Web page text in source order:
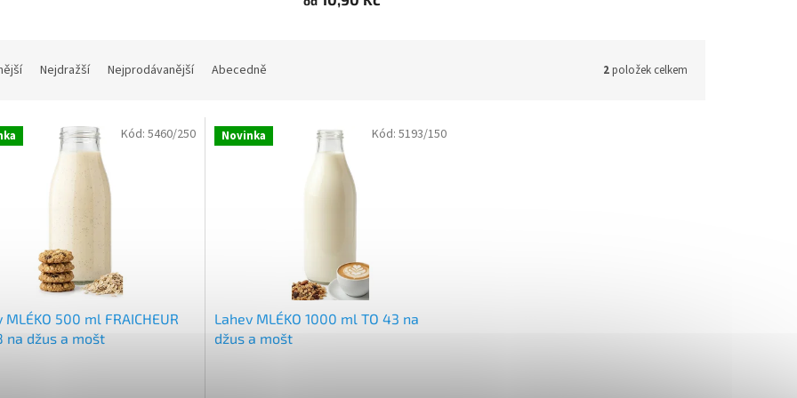
Nejdražší Nejprodávanější Abecedně 2položek celkem
MLÉKO 500 ml FRAICHEUR
na džus a mošt
Kód: 5460/250 Novinka
Lahev MLÉKO 1000 ml TO 43 na
džus a mošt
Kód: 5193/150